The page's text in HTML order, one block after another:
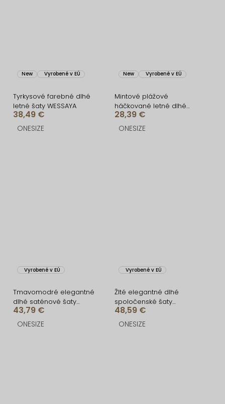
New Vyrobené v EÚ
Tyrkysové farebné dlhé
letné šaty WESSAYA
38,49 €
ONESIZE
New Vyrobené v EÚ
Mintové plážové
háčkované letné dlhé
šaty ELARIS
28,39 €
ONESIZE
Vyrobené v EÚ
Tmavomodré elegantné
dlhé saténové šaty
PELAD
43,79 €
ONESIZE
Vyrobené v EÚ
Žlté elegantné dlhé
spoločenské šaty
IRAKLION
48,59 €
ONESIZE